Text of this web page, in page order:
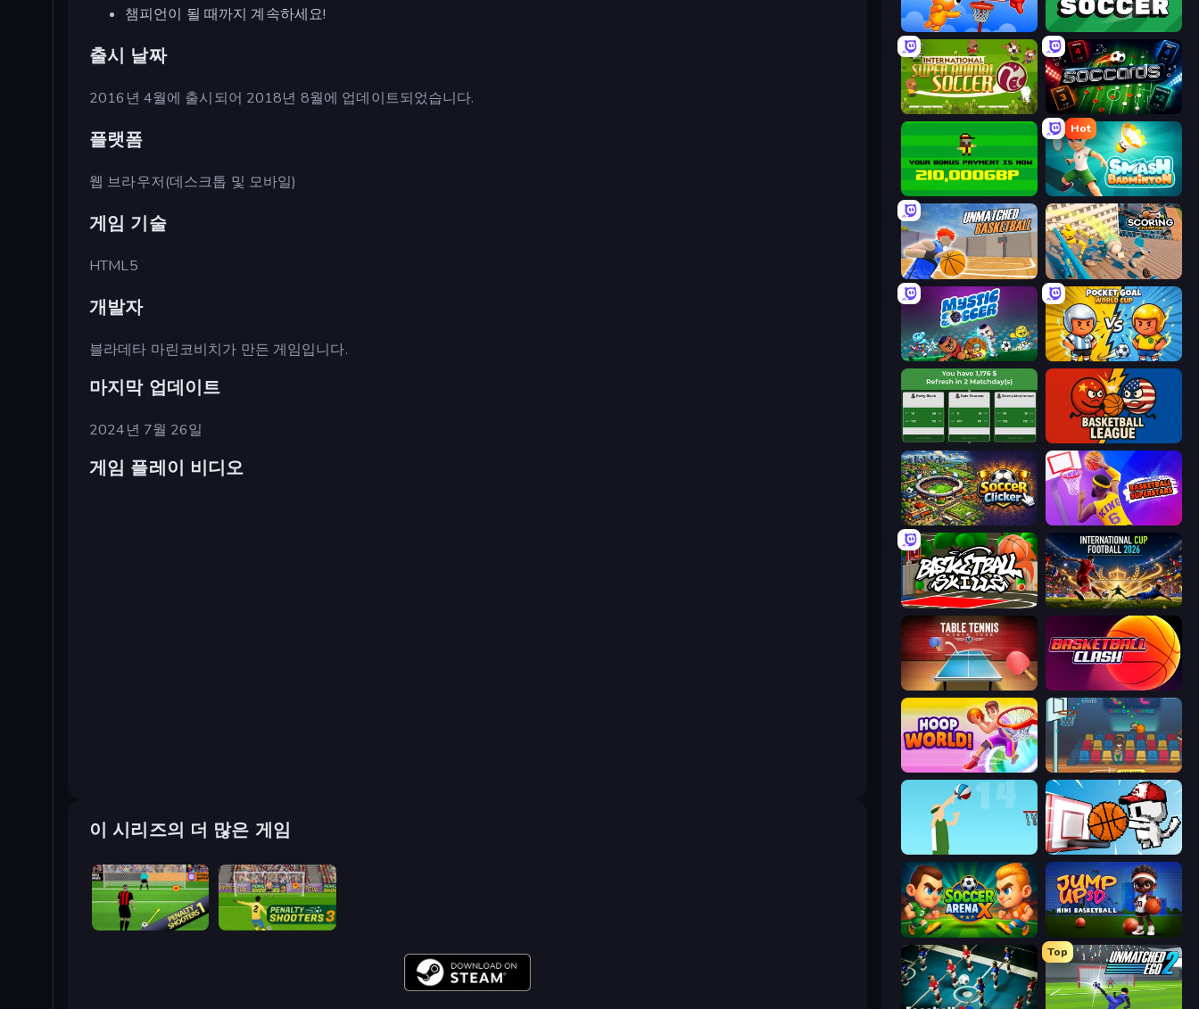
챔피언이 될 때까지 계속하세요!
출시 날짜
2016년 4월에 출시되어 2018년 8월에 업데이트되었습니다.
플랫폼
웹 브라우저(데스크톱 및 모바일)
게임 기술
HTML5
개발자
블라데타 마린코비치가 만든 게임입니다.
마지막 업데이트
2024년 7월 26일
게임 플레이 비디오
이 시리즈의 더 많은 게임
Penalty Shooters Penalty Shooters 3
Basket Battle Tracesoccer
International Super Animal Soccer Soccards
Bad Soccer Manager
Hot
Smash Badminton
Unmatched Basketball Scoring Champion
Mystic Soccer Pocket Goal: World Cup
Idle Soccer Manager Basketball League
Soccer Clicker Basketball Superstars
Basketball Skills International Cup Football 2026
Table Tennis World Tour Basketball Clash
Hoop World 3D Basket Champs
Street Ball Jam Basket Cats
Soccer Arena X Jump Up 3D: Mini Basketball
Top